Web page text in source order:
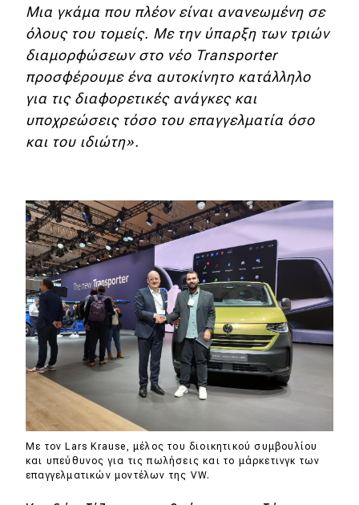
Μια γκάμα που πλέον είναι ανανεωμένη σε
όλους του τομείς. Με την ύπαρξη των τριών
διαμορφώσεων στο νέο Transporter
προσφέρουμε ένα αυτοκίνητο κατάλληλο
για τις διαφορετικές ανάγκες και
υποχρεώσεις τόσο του επαγγελματία όσο
και του ιδιώτη».
Με τον Lars Krause, μέλος του διοικητικού συμβουλίου
και υπεύθυνος για τις πωλήσεις και το μάρκετινγκ των
επαγγελματικών μοντέλων της VW.